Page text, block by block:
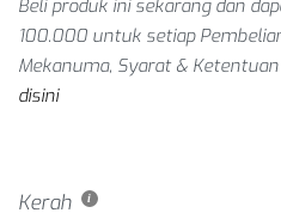
Beli produk ini sekarang dan
100.000 untuk setiap
Mekanuma, Syarat &
disini
Kerah